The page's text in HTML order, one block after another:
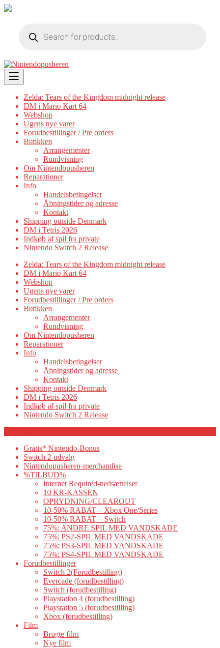
search
Skip
to
content
Zelda: Tears of the Kingdom midnight release
DM i Mario Kart 64
Webshop
Ugens nye varer
Forudbestillinger / Pre orders
Butikken
Arrangementer
Rundvisning
Om Nintendopusheren
Reparationer
Info
Handelsbetingelser
Åbningstider og adresse
Kontakt
Shipping outside Denmark
DM i Tetris 2026
Indkøb af spil fra private
Nintendo Switch 2 Release
Zelda: Tears of the Kingdom midnight release
DM i Mario Kart 64
Webshop
Ugens nye varer
Forudbestillinger / Pre orders
Butikken
Arrangementer
Rundvisning
Om Nintendopusheren
Reparationer
Info
Handelsbetingelser
Åbningstider og adresse
Kontakt
Shipping outside Denmark
DM i Tetris 2026
Indkøb af spil fra private
Nintendo Switch 2 Release
Gratis* Nintendo-Bonus
Switch 2-udvalg
Nintendopusheren-merchandise
%TILBUD%
Internet Required-nedsættelser
10 KR-KASSEN
OPRYDNING/CLEAROUT
10-50% RABAT – Xbox One/Series
10-50% RABAT – Switch
75%: ANDRE SPIL MED VANDSKADE
75%: PS2-SPIL MED VANDSKADE
75%: PS3-SPIL MED VANDSKADE
75%: PS4-SPIL MED VANDSKADE
Forudbestillinger
Switch 2(Forudbestilling)
Evercade (forudbestilling)
Switch (forudbestilling)
Playstation 4 (forudbestilling)
Playstation 5 (forudbestilling)
Xbox (forudbestilling)
Film
Brugte film
Nye film